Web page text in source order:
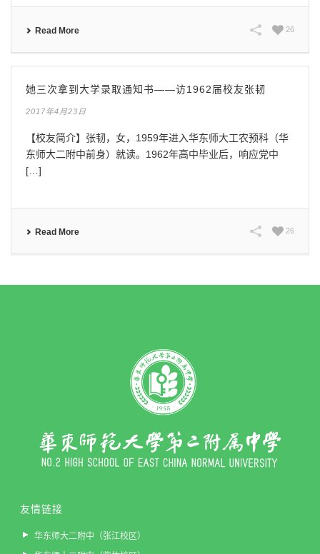
Read More 26
她三次拿到大学录取通知书——访1962届校友张韧
2017年4月23日
【校友简介】张韧，女，1959年进入华东师大工农预科（华
东师大二附中前身）就读。1962年高中毕业后，响应党中
[…]
Read More 26
友情链接
华东师大二附中（张江校区）